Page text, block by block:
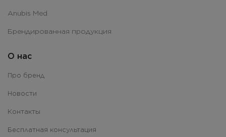
Anubis Med
Брендированная продукция
О нас
Про бренд
Новости
Контакты
Бесплатная консультация